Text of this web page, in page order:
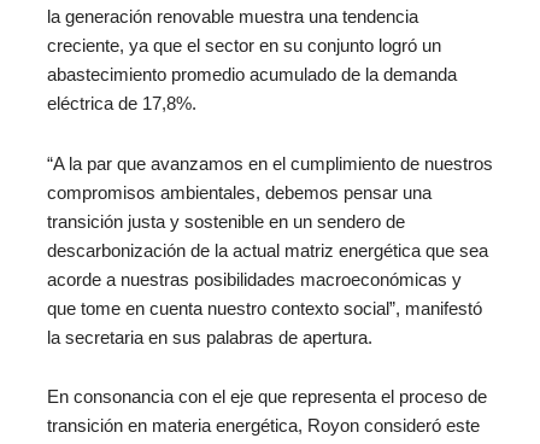
la generación renovable muestra una tendencia
creciente, ya que el sector en su conjunto logró un
abastecimiento promedio acumulado de la demanda
eléctrica de 17,8%.
“A la par que avanzamos en el cumplimiento de nuestros
compromisos ambientales, debemos pensar una
transición justa y sostenible en un sendero de
descarbonización de la actual matriz energética que sea
acorde a nuestras posibilidades macroeconómicas y
que tome en cuenta nuestro contexto social”, manifestó
la secretaria en sus palabras de apertura.
En consonancia con el eje que representa el proceso de
transición en materia energética, Royon consideró este